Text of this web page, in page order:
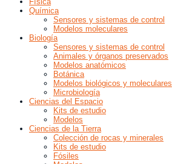
Química
Sensores y sistemas de control
Modelos moleculares
Biología
Sensores y sistemas de control
Animales y órganos preservados
Modelos anatómicos
Botánica
Modelos biológicos y moleculares
Microbiología
Ciencias del Espacio
Kits de estudio
Modelos
Ciencias de la Tierra
Colección de rocas y minerales
Kits de estudio
Fósiles